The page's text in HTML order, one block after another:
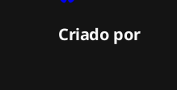
Criado por